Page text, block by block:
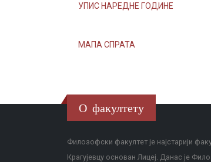
УПИС НАРЕДНЕ ГОДИНЕ
МАПА СПРАТА
О факултету
Филозофски факултет је најстарији
Крагујевцу основан Лицеј. Данас је